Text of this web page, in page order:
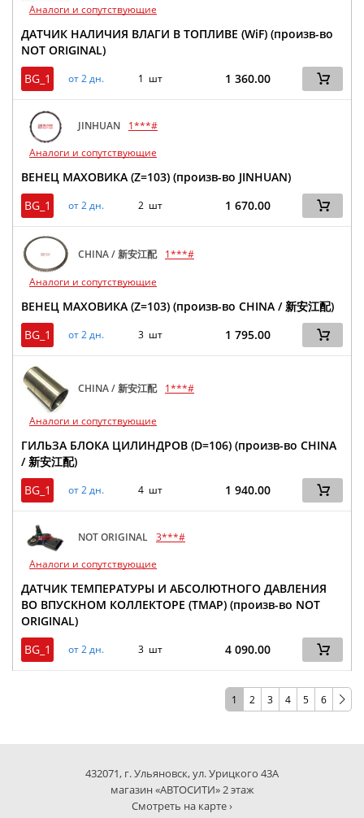
Аналоги и сопутствующие
ДАТЧИК НАЛИЧИЯ ВЛАГИ В ТОПЛИВЕ (WiF) (произв-во
NOT ORIGINAL)
BG_1
от 2 дн. 1 шт 1 360.00
JINHUAN
1***#
Аналоги и сопутствующие
ВЕНЕЦ МАХОВИКА (Z=103) (произв-во JINHUAN)
BG_1
от 2 дн. 2 шт 1 670.00
CHINA / 新安江配 1***#
Аналоги и сопутствующие
ВЕНЕЦ МАХОВИКА (Z=103) (произв-во CHINA / 新安江配)
BG_1
от 2 дн. 3 шт 1 795.00
CHINA / 新安江配 1***#
Аналоги и сопутствующие
ГИЛЬЗА БЛОКА ЦИЛИНДРОВ (D=106) (произв-во CHINA
/ 新安江配)
BG_1
от 2 дн. 4 шт 1 940.00
NOT ORIGINAL 3***#
Аналоги и сопутствующие
ДАТЧИК ТЕМПЕРАТУРЫ И АБСОЛЮТНОГО ДАВЛЕНИЯ
ВО ВПУСКНОМ КОЛЛЕКТОРЕ (TMAP) (произв-во NOT
ORIGINAL)
BG_1
от 2 дн. 3 шт 4 090.00
1 2 3 4 5 6
432071, г. Ульяновск, ул. Урицкого 43А
магазин «АВТОСИТИ» 2 этаж
Смотреть на карте ›